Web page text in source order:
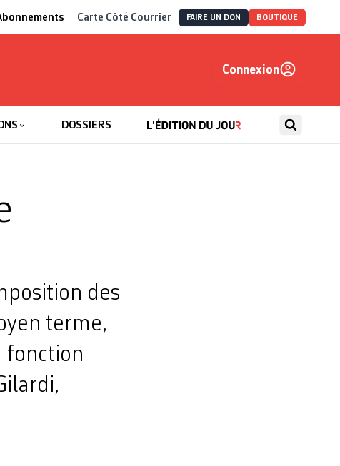
Carte Côté Courrier FAIRE UN DON BOUTIQUE
Connexion
DOSSIERS
des
terme,
fonction